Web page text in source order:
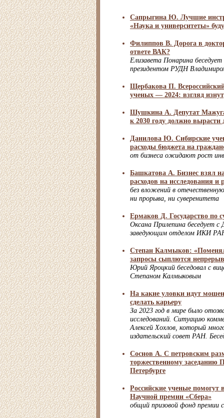
Сапрыгина Ю. Лучшие
«Наука и университеты»
Филиппов В. Дорога в
ответе ВАК?
Елизавета Понарина
президентом РУДН
Щербакова П.
ученых — 2024: взгляд
Шушкина А. Депутат
к 2030 году должно вырасти
Данилова Ю. Сибирские
расходы бюджета на
от бизнеса ожидают рост
Башкатова А. Бизнес взял
расходов на исследования и
без вложений в
ни прорыва, ни суверенитета
Ермаков Д. Государство по
Оксана Прилепина беседует
заведующим отделом ИКИ
Степан Калмыков:
запросы сыплются
Юрий Яроцкий беседовал с
Степаном Калмыковым
На какие уловки идут
сделать карьеру
За 2023 год в мире было
исследований. Ситуацию
Алексей Хохлов, который
издательский совет РАН.
Соснов А. С петровским
торжественному
Петербурге
Российские ученые помогут
Научной премии «Сбера»
общий призовой фонд премии